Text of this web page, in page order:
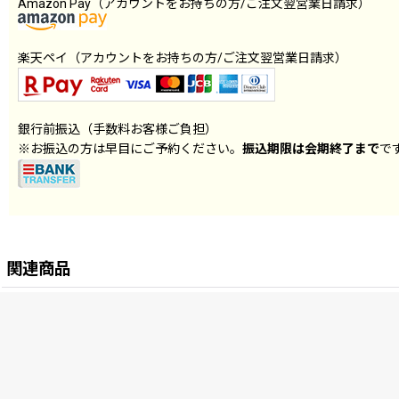
Amazon Pay（アカウントをお持ちの方/ご注文翌営業日請求）
楽天ペイ（アカウントをお持ちの方/ご注文翌営業日請求）
銀行前振込（手数料お客様ご負担）
※お振込の方は早目にご予約ください。 振込期限は会期終了までで
関連商品